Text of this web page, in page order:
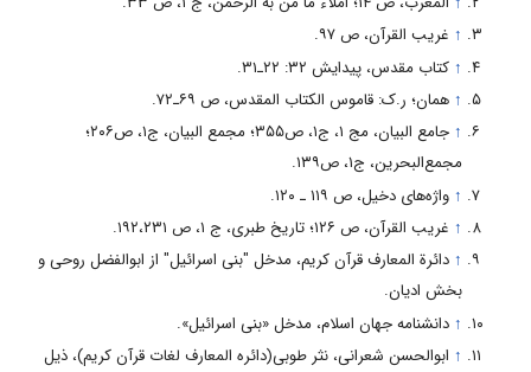
↑ غریب القرآن، ص ۹۷.
↑ کتاب مقدس، پیدایش ۳۲: ۲۲ـ۳۱.
↑ همان؛ ر.ک: قاموس الکتاب المقدس، ص ۶۹ـ۷۲.
↑
جامع البیان، مج ۱، ج۱، ص۳۵۵؛ مجمع البیان، ج۱، ص۲۰۶؛
مجمع‌‌البحرین، ج۱، ص۱۳۹.
↑ واژه‌‌هاى دخیل، ص ۱۱۹ ـ ۱۲۰.
↑ غریب القرآن، ص ۱۲۶؛ تاریخ طبرى، ج ۱، ص ۱۹۲،۲۳۱.
↑ دائرة المعارف قرآن کریم، مدخل "بنی اسرائیل" از ابوالفضل روحى و
بخش ادیان.
↑ دانشنامه جهان اسلام، مدخل «بنی اسرائیل».
↑ ابوالحسن شعرانی، نثر طوبی(دائره المعارف لغات قرآن کریم)، ذیل